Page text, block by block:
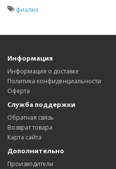
фиалки
Информация
Информация о доставке
Политика конфиденциальности
Оферта
Служба поддержки
Обратная связь
Возврат товара
Карта сайта
Дополнительно
Производители